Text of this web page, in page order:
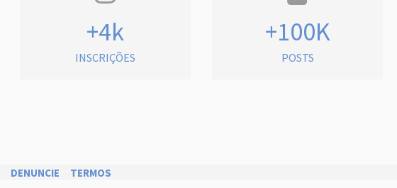
+4k
INSCRIÇÕES
+100K
POSTS
DENUNCIE TERMOS